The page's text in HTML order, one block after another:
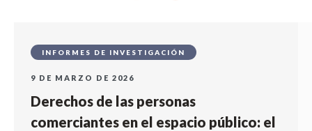
INFORMES DE INVESTIGACIÓN
9 DE MARZO DE 2026
Derechos de las personas
comerciantes en el espacio público: el